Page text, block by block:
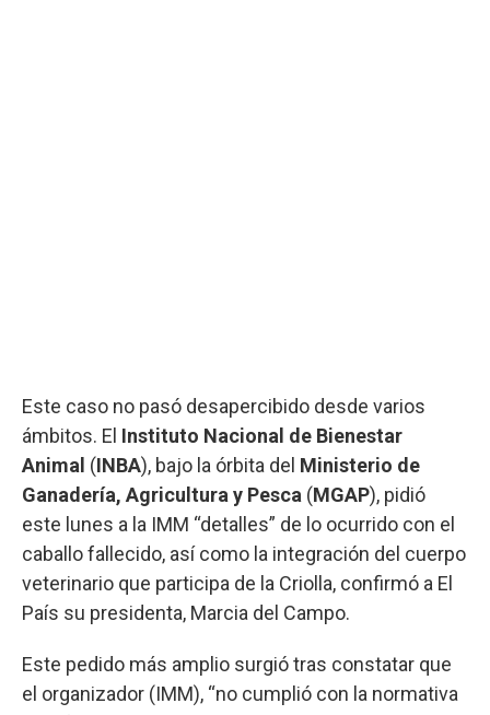
Este caso no pasó desapercibido desde varios
ámbitos. El Instituto Nacional de Bienestar
Animal (INBA), bajo la órbita del Ministerio de
Ganadería, Agricultura y Pesca (MGAP), pidió
este lunes a la IMM “detalles” de lo ocurrido con el
caballo fallecido, así como la integración del cuerpo
veterinario que participa de la Criolla, confirmó a El
País su presidenta, Marcia del Campo.
Este pedido más amplio surgió tras constatar que
el organizador (IMM), “no cumplió con la normativa